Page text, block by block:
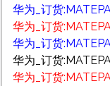
华为_订货
华为_订货
华为_订货
华为_订货
华为_订货